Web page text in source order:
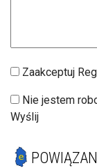
Zaakceptuj
Nie jestem
Wyślij